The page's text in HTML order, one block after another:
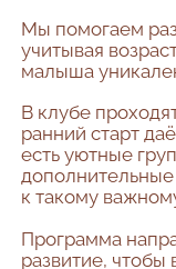
Мы помогаем
учитывая
малыша
В клубе
ранний старт
есть уютные
к такому
Программа
развитие, чтобы